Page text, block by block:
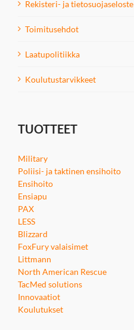
Rekisteri- ja tietosuojaseloste
Toimitusehdot
Laatupolitiikka
Koulutustarvikkeet
TUOTTEET
Military
Poliisi- ja taktinen ensihoito
Ensihoito
Ensiapu
PAX
LESS
Blizzard
FoxFury valaisimet
Littmann
North American Rescue
TacMed solutions
Innovaatiot
Koulutukset